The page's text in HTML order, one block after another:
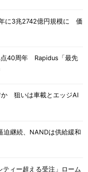
に3兆2742億円規模に 価
点40周年 Rapidus「最先
か 狙いは車載とエッジAI
継続、NANDは供給緩和
ィー超える受注」ローム